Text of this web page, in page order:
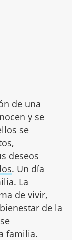
de una
y se
se
deseos
. Un día
La
de vivir,
de la
familia.